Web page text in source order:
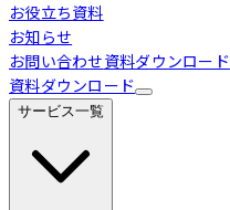
お役立ち資料
お知らせ
お問い合わせ資料ダウンロード
資料ダウンロード
サービス一覧